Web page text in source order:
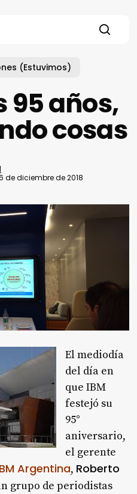
(Estuvimos)
95 años,
cosas
de diciembre de 2018
El mediodía
del día en
que IBM
festejó su
95°
aniversario,
el gerente
Argentina, Roberto
grupo de periodistas